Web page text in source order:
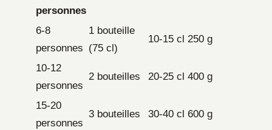
personnes
6-8
personnes
1 bouteille
(75 cl)
10-15 cl 250 g
10-12
personnes
2 bouteilles 20-25 cl 400 g
15-20
personnes
3 bouteilles 30-40 cl 600 g